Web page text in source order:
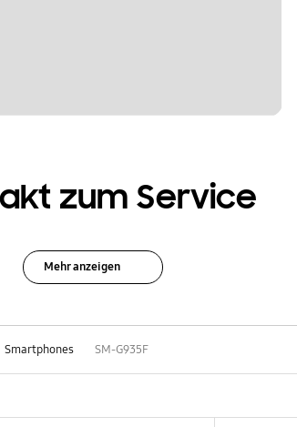
zum Service
Mehr anzeigen
Smartphones SM-G935F